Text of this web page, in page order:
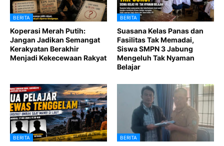
BERITA
Koperasi Merah Putih:
Jangan Jadikan Semangat
Kerakyatan Berakhir
Menjadi Kekecewaan Rakyat
BERITA
Suasana Kelas Panas dan
Fasilitas Tak Memadai,
Siswa SMPN 3 Jabung
Mengeluh Tak Nyaman
Belajar
BERITA BERITA